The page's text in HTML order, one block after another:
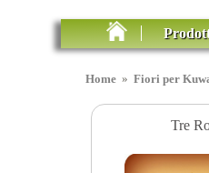
Home »Fiori per
Tre